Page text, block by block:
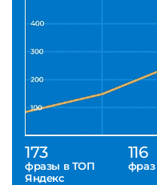
173
фразы в ТОП
Яндекс
116
фраз